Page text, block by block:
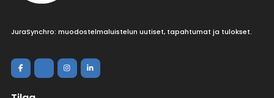
JuraSynchro: muodostelmaluistelun uutiset, tapahtumat ja tulokset.